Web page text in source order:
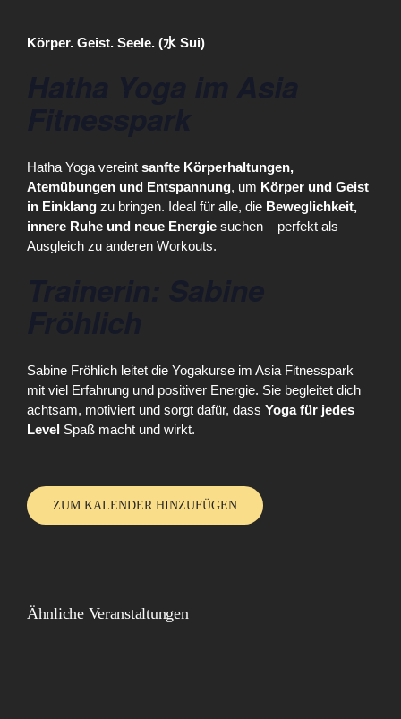
Körper. Geist. Seele. (水 Sui)
Hatha Yoga vereint sanfte Körperhaltungen,
Atemübungen und Entspannung, um Körper und Geist
in Einklang zu bringen. Ideal für alle, die Beweglichkeit,
innere Ruhe und neue Energie suchen – perfekt als
Ausgleich zu anderen Workouts.
Sabine Fröhlich leitet die Yogakurse im Asia Fitnesspark
mit viel Erfahrung und positiver Energie. Sie begleitet dich
achtsam, motiviert und sorgt dafür, dass Yoga für jedes
Level Spaß macht und wirkt.
ZUM KALENDER HINZUFÜGEN
Ähnliche Veranstaltungen